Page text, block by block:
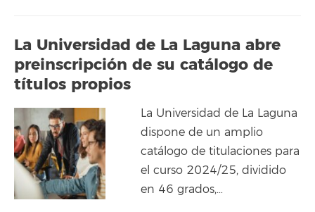
La Universidad de La Laguna abre
preinscripción de su catálogo de
títulos propios
La Universidad de La Laguna
dispone de un amplio
catálogo de titulaciones para
el curso 2024/25, dividido
en 46 grados,…